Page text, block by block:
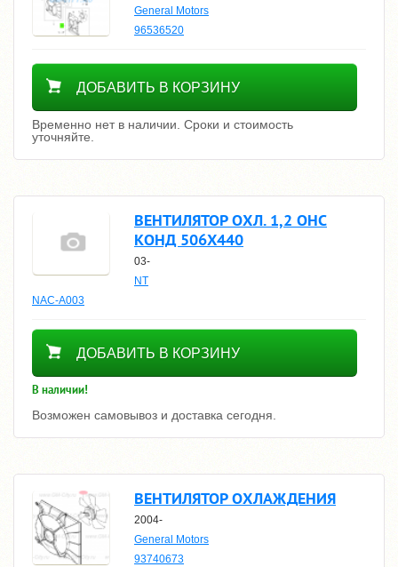
General Motors
96536520
Уточнить цену
ДОБАВИТЬ В КОРЗИНУ
Временно нет в наличии. Сроки и стоимость
уточняйте.
ВЕНТИЛЯТОР ОХЛ. 1,2 OHC
КОНД 506Х440
03-
NT
NAC-A003
4920
ДОБАВИТЬ В КОРЗИНУ
В наличии!
Возможен самовывоз и доставка сегодня.
ВЕНТИЛЯТОР ОХЛАЖДЕНИЯ
2004-
General Motors
93740673